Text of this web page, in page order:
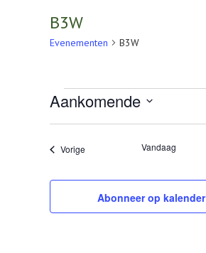
AGENDA
CONTACT
B3W
Evenementen B3W
Evenementen
Aankomende
datum.
VorigeEvenementen Vandaag
Abonneer op kalender